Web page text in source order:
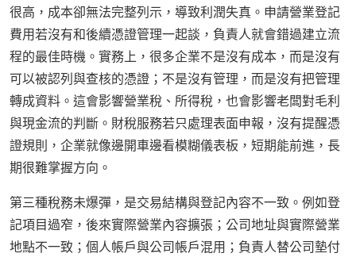
很高，成本卻無法完整列示，導致利潤失真。申請營業登記
費用若沒有和後續憑證管理一起談，負責人就會錯過建立流
程的最佳時機。實務上，很多企業不是沒有成本，而是沒有
可以被認列與查核的憑證；不是沒有管理，而是沒有把管理
轉成資料。這會影響營業稅、所得稅，也會影響老闆對毛利
與現金流的判斷。財稅服務若只處理表面申報，沒有提醒憑
證規則，企業就像邊開車邊看模糊儀表板，短期能前進，長
期很難掌握方向。
第三種稅務未爆彈，是交易結構與登記內容不一致。例如登
記項目過窄，後來實際營業內容擴張；公司地址與實際營業
地點不一致；個人帳戶與公司帳戶混用；負責人替公司墊付